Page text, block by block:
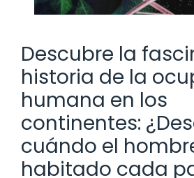
Descubre la
historia de la
humana en los
continentes:
cuándo el
habitado cada